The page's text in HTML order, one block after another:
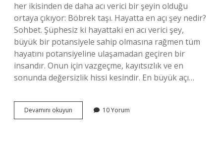
her ikisinden de daha acı verici bir şeyin olduğu
ortaya çıkıyor: Böbrek taşı. Hayatta en açı şey nedir?
Sohbet. Şüphesiz ki hayattaki en acı verici şey,
büyük bir potansiyele sahip olmasına rağmen tüm
hayatını potansiyeline ulaşamadan geçiren bir
insandır. Onun için vazgeçme, kayıtsızlık ve en
sonunda değersizlik hissi kesindir. En büyük açı…
Devamını okuyun Hayattaki
En
10 Yorum